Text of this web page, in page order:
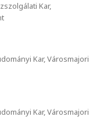
Kar,
Kar, Városmajori
Kar, Városmajori